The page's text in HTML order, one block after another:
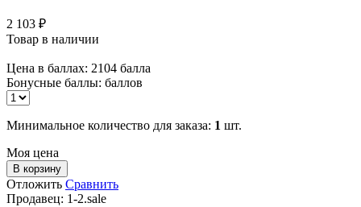
2 103 ₽
Товар в наличии
Цена в баллах: 2104 балла
Бонусные баллы: баллов
Минимальное количество для заказа: 1 шт.
Моя цена
В корзину
Отложить Сравнить
Продавец: 1-2.sale